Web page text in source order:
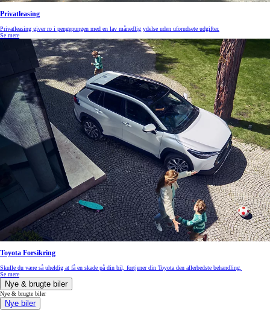
Privatleasing
Privatleasing giver ro i pengepungen med en lav månedlig ydelse uden uforudsete udgifter.
Se mere
Toyota Forsikring
Skulle du være så uheldig at få en skade på din bil, fortjener din Toyota den allerbedste behandling.
Se mere
Nye & brugte biler
Nye & brugte biler
Nye biler